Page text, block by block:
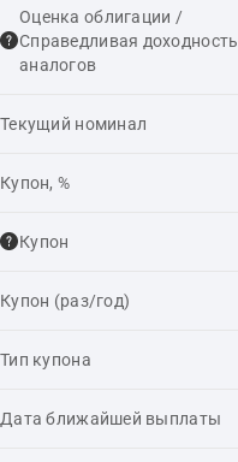
Оценка облигации /
Справедливая доходность
аналогов
Текущий номинал
Купон, %
Купон
Купон (раз/год)
Тип купона
Дата ближайшей выплаты